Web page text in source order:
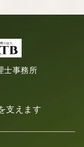
士事務所
支えます